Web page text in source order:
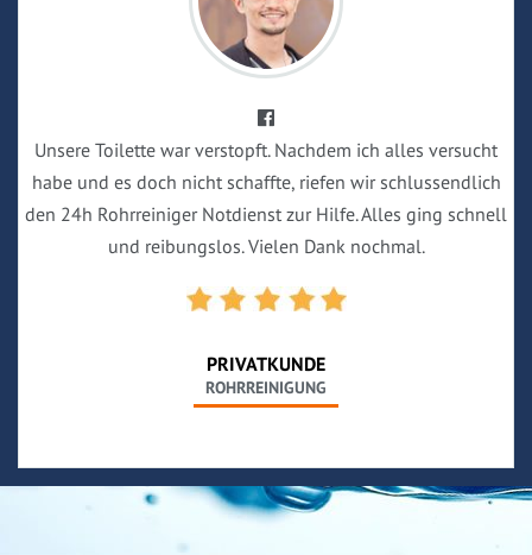
Unsere Toilette war verstopft. Nachdem ich alles versucht
habe und es doch nicht schaffte, riefen wir schlussendlich
den 24h Rohrreiniger Notdienst zur Hilfe. Alles ging schnell
und reibungslos. Vielen Dank nochmal.
PRIVATKUNDE
ROHRREINIGUNG